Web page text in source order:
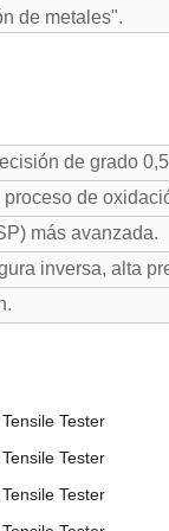
de metales".
de grado
de
más avanzada.
inversa, alta